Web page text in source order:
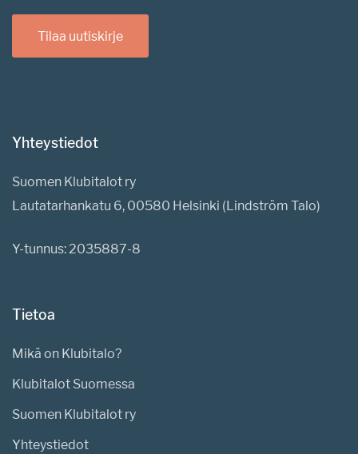
Tilaa uutiskirje
Yhteystiedot
Suomen Klubitalot ry
Lautatarhankatu 6, 00580 Helsinki (Lindström Talo)
Y-tunnus: 2035887-8
Tietoa
Mikä on Klubitalo?
Klubitalot Suomessa
Suomen Klubitalot ry
Yhteystiedot